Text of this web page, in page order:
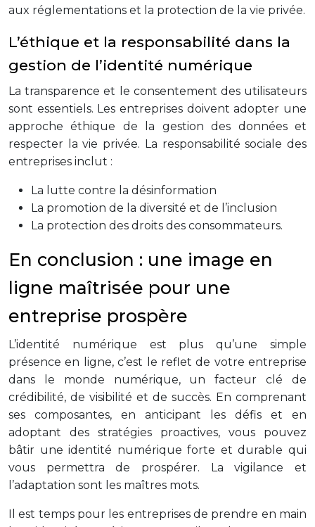
aux réglementations et la protection de la vie privée.
L’éthique et la responsabilité dans la
gestion de l’identité numérique
La transparence et le consentement des utilisateurs
sont essentiels. Les entreprises doivent adopter une
approche éthique de la gestion des données et
respecter la vie privée. La responsabilité sociale des
entreprises inclut :
La lutte contre la désinformation
La promotion de la diversité et de l’inclusion
La protection des droits des consommateurs.
En conclusion : une image en
ligne maîtrisée pour une
entreprise prospère
L’identité numérique est plus qu’une simple
présence en ligne, c’est le reflet de votre entreprise
dans le monde numérique, un facteur clé de
crédibilité, de visibilité et de succès. En comprenant
ses composantes, en anticipant les défis et en
adoptant des stratégies proactives, vous pouvez
bâtir une identité numérique forte et durable qui
vous permettra de prospérer. La vigilance et
l’adaptation sont les maîtres mots.
Il est temps pour les entreprises de prendre en main